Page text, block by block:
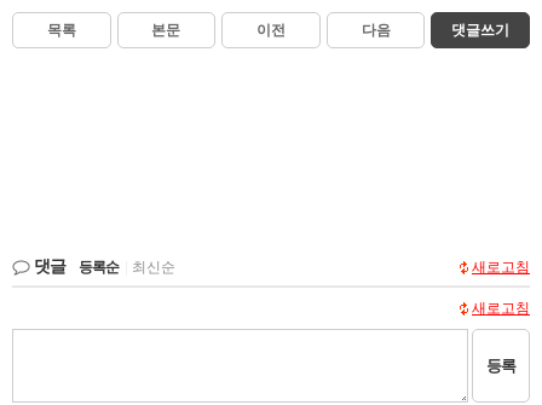
목록 본문 이전 다음 댓글쓰기
댓글 등록순 최신순 새로고침
새로고침
등록